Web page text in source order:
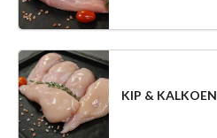
KIP & KALKOEN